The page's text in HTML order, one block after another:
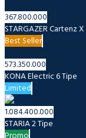
367.800.000
STARGAZER Cartenz X
Best Seller
573.350.000
KONA Electric6 Tipe
Limited
1.084.400.000
STARIA2 Tipe
Promo